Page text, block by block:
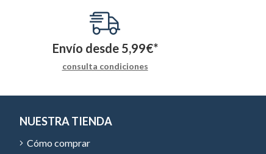
Envío desde 5,99€*
consulta condiciones
NUESTRA TIENDA
Cómo comprar